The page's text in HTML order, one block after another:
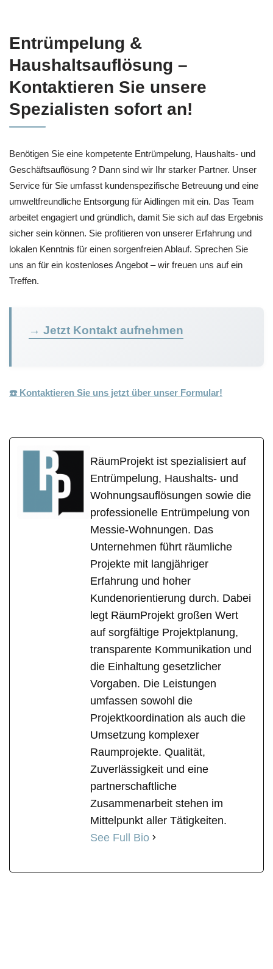
Entrümpelung &
Haushaltsauflösung –
Kontaktieren Sie unsere
Spezialisten sofort an!
Benötigen Sie eine kompetente Entrümpelung, Haushalts- und
Geschäftsauflösung ? Dann sind wir Ihr starker Partner. Unser
Service für Sie umfasst kundenspezifische Betreuung und eine
umweltfreundliche Entsorgung für Aidlingen mit ein. Das Team
arbeitet engagiert und gründlich, damit Sie sich auf das Ergebnis
sicher sein können. Sie profitieren von unserer Erfahrung und
lokalen Kenntnis für einen sorgenfreien Ablauf. Sprechen Sie
uns an für ein kostenloses Angebot – wir freuen uns auf ein
Treffen.
→ Jetzt Kontakt aufnehmen
☎️ Kontaktieren Sie uns jetzt über unser Formular!
RäumProjekt ist spezialisiert auf
Entrümpelung, Haushalts- und
Wohnungsauflösungen sowie die
professionelle Entrümpelung von
Messie-Wohnungen. Das
Unternehmen führt räumliche
Projekte mit langjähriger
Erfahrung und hoher
Kundenorientierung durch. Dabei
legt RäumProjekt großen Wert
auf sorgfältige Projektplanung,
transparente Kommunikation und
die Einhaltung gesetzlicher
Vorgaben. Die Leistungen
umfassen sowohl die
Projektkoordination als auch die
Umsetzung komplexer
Raumprojekte. Qualität,
Zuverlässigkeit und eine
partnerschaftliche
Zusammenarbeit stehen im
Mittelpunkt aller Tätigkeiten.
See Full Bio